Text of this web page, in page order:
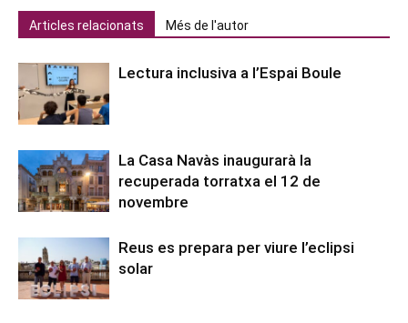
Articles relacionats Més de l'autor
Lectura inclusiva a l’Espai Boule
La Casa Navàs inaugurarà la
recuperada torratxa el 12 de
novembre
Reus es prepara per viure l’eclipsi
solar